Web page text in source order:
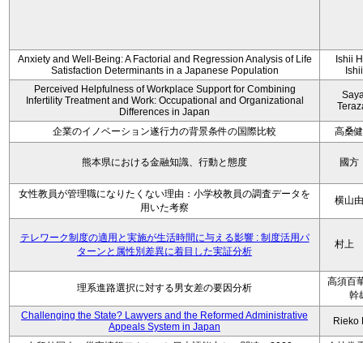
Anxiety and Well-Being: A Factorial and Regression Analysis of Life
Satisfaction Determinants in a Japanese Population
Ishii
Perceived Helpfulness of Workplace Support for Combining
Infertility Treatment and Work: Occupational and Organizational
Differences in Japan
企業のイノベーション遂行力の背景条件の国際比較 高桑
熊本県における金融知識、行動と態度 國
女性教員が管理職になりたくない理由：小学校教員の調査データを
用いた考察
横山
テレワーク制度の適用と実施が生活時間に与える影響 : 制度活用パ
ターンと属性別差異に着目した実証分析
村上
理系進路選択に対する男女差の要因分析
高須百
幹
Challenging the State? Lawyers and the Reformed Administrative
Appeals System in Japan
Rieko